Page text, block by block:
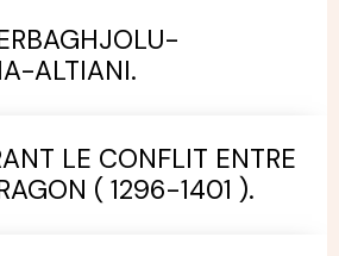
ALTIANI.
LE CONFLIT ENTRE
( 1296-1401 ).